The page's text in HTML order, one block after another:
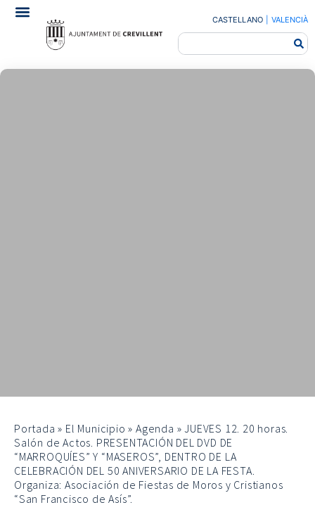
CASTELLANO VALENCIÀ
Portada » El Municipio »Agenda »JUEVES 12. 20 horas.
Salón de Actos. PRESENTACIÓN DEL DVD DE
“MARROQUÍES” Y “MASEROS”, DENTRO DE LA
CELEBRACIÓN DEL 50 ANIVERSARIO DE LA FESTA.
Organiza: Asociación de Fiestas de Moros y Cristianos
“San Francisco de Asís”.